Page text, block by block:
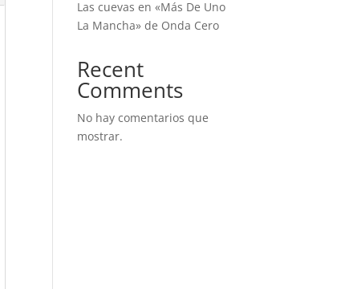
Las cuevas en «Más De Uno
La Mancha» de Onda Cero
Recent
Comments
No hay comentarios que
mostrar.